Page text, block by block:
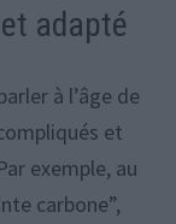
adapté
à l’âge de
et
exemple, au
carbone”,